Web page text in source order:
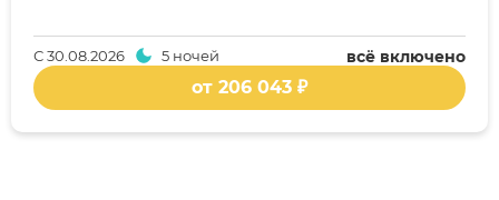
всё включено
С30.08.2026 5 ночей
от 206 043 ₽